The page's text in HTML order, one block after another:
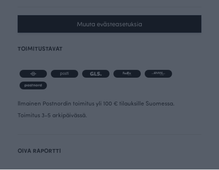
Muuta evästeasetuksia
TOIMITUSTAVAT
Ilmainen Postnordin toimitus yli 100 € tilauksille Suomessa.
Toimitus 3-5 arkipäivässä.
OIVA RAPORTTI